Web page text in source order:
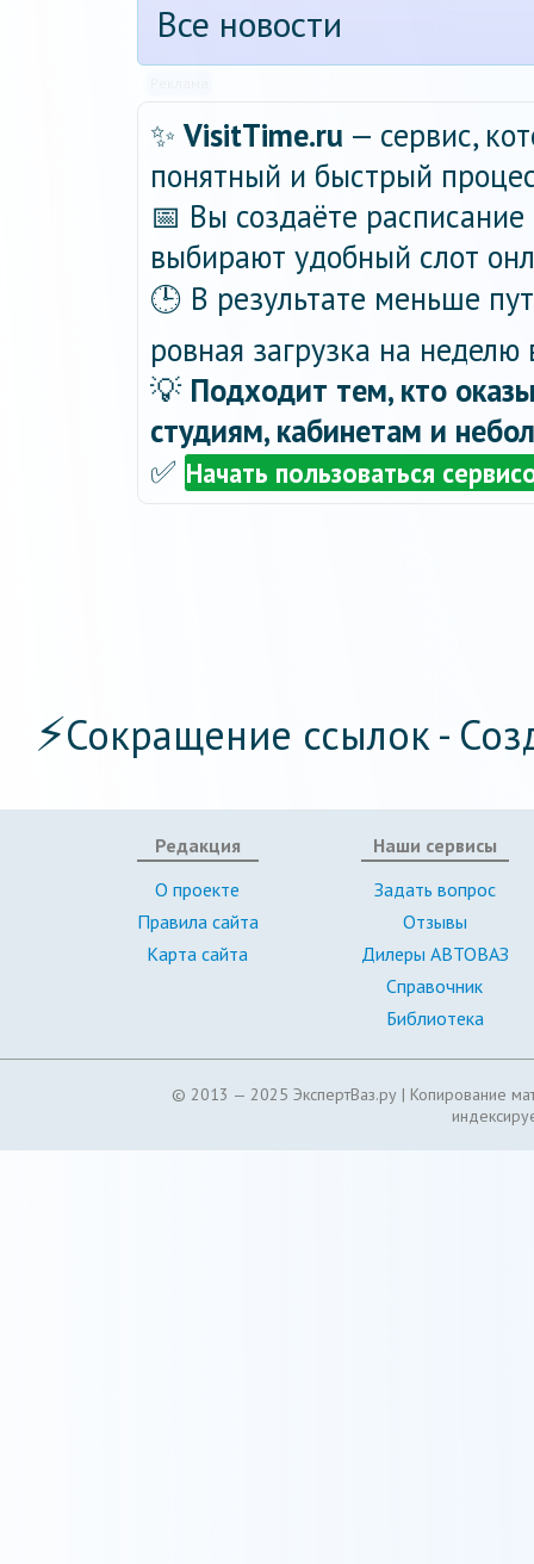
Все новости
✨ VisitTime.ru — сервис,
понятный и быстрый
📅 Вы создаёте
выбирают удобный слот
🕒 В результате меньше
ровная загрузка на неделю
💡 Подходит тем, кто
студиям, кабинетам и
✅ Начать пользоваться
⚡Сокращение ссылок -
Редакция
О проекте
Правила сайта
Карта сайта
Наши сервисы
Задать вопрос
Отзывы
Дилеры АВТОВАЗ
Справочник
Библиотека
© 2013 — 2025 ЭкспертВаз.ру | Копирование